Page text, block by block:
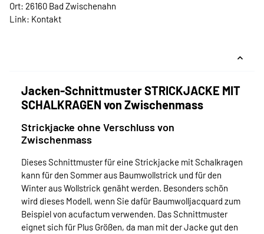
Ort: 26160 Bad Zwischenahn
Link: Kontakt
Jacken-Schnittmuster STRICKJACKE MIT
SCHALKRAGEN von Zwischenmass
Strickjacke ohne Verschluss von
Zwischenmass
Dieses Schnittmuster für eine Strickjacke mit Schalkragen
kann für den Sommer aus Baumwollstrick und für den
Winter aus Wollstrick genäht werden. Besonders schön
wird dieses Modell, wenn Sie dafür Baumwolljacquard zum
Beispiel von acufactum verwenden. Das Schnittmuster
eignet sich für Plus Größen, da man mit der Jacke gut den